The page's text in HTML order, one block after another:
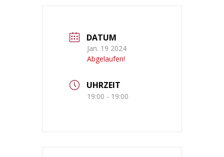
DATUM
Jan. 19 2024
Abgelaufen!
UHRZEIT
19:00 - 19:00